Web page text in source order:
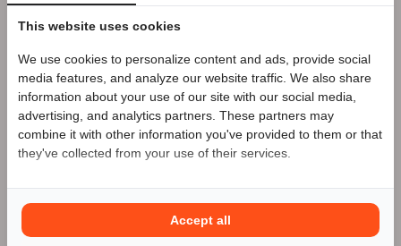
- 3 jaar aanschaf- of taxatiewaardevergoeding
mogelijk. Geen afschrijving!
- Schade aan helm en kleding tot 1.500,- euro per
opzittende gratis meeverzekerd
Wat te denken van een kledingshop van meer dan
900 vierkante meter! Een ruime sortering kleding,
we hebben altijd meer dan 750 helmen op
Speciale Motor2go prijs
Benieuwd naar de speciale Motor2go prijs? Bel
0594-511349
This website uses cookies
We use cookies to personalize content and ads, provide social
media features, and analyze our website traffic. We also share
information about your use of our site with our social media,
advertising, and analytics partners. These partners may
combine it with other information you've provided to them or that
they've collected from your use of their services.
Accept all